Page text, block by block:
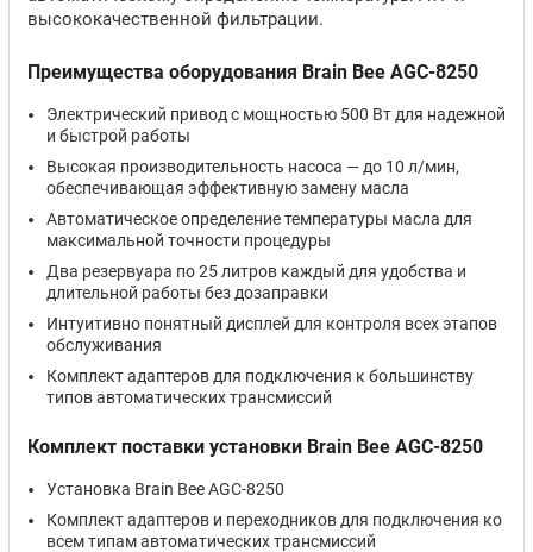
высококачественной фильтрации.
Преимущества оборудования Brain Bee AGC-8250
Электрический привод с мощностью 500 Вт для надежной
и быстрой работы
Высокая производительность насоса — до 10 л/мин,
обеспечивающая эффективную замену масла
Автоматическое определение температуры масла для
максимальной точности процедуры
Два резервуара по 25 литров каждый для удобства и
длительной работы без дозаправки
Интуитивно понятный дисплей для контроля всех этапов
обслуживания
Комплект адаптеров для подключения к большинству
типов автоматических трансмиссий
Комплект поставки установки Brain Bee AGC-8250
Установка Brain Bee AGC-8250
Комплект адаптеров и переходников для подключения ко
всем типам автоматических трансмиссий